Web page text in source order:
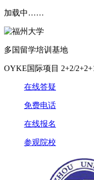
加载中……
多国留学培训基地
OYKE国际项目 2+2/
在线答疑
免费电话
在线报名
参观院校